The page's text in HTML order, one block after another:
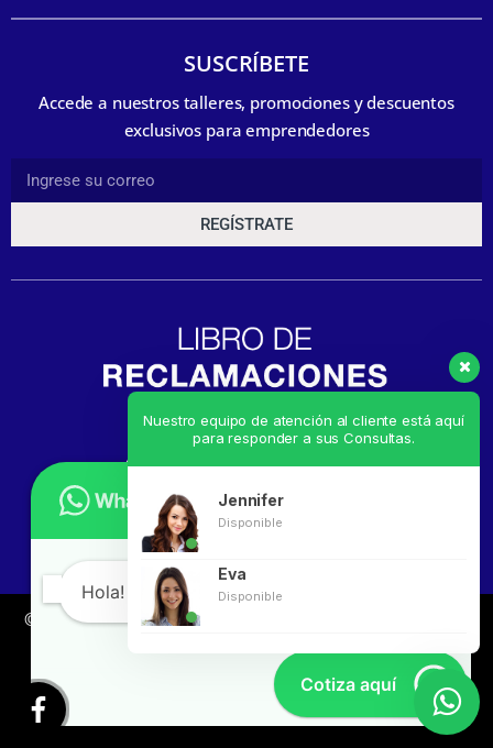
SUSCRÍBETE
Accede a nuestros talleres, promociones y descuentos
exclusivos para emprendedores
REGÍSTRATE
© ICE RIKKOTodos los derechos reservados. Desarrollado
Linkgud.com
Nuestro equipo de atención al cliente está aquí
para responder a sus Consultas.
Jennifer
Disponible
Eva
Disponible
Hola! en que te puedo ayudar?
Cotiza aquí